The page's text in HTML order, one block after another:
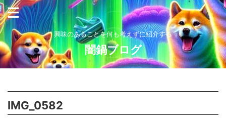
興味のあることを何も考えずに紹介する
闇鍋ブログ
IMG_0582